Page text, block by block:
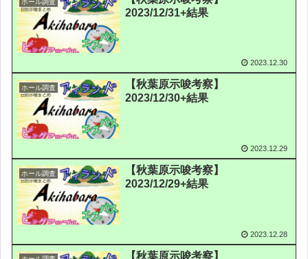
ホール調査
2023/12/31+結果
2023.12.30
ホール調査
【秋葉原示唆考察】
2023/12/30+結果
2023.12.29
ホール調査
【秋葉原示唆考察】
2023/12/29+結果
2023.12.28
【秋葉原示唆考察】